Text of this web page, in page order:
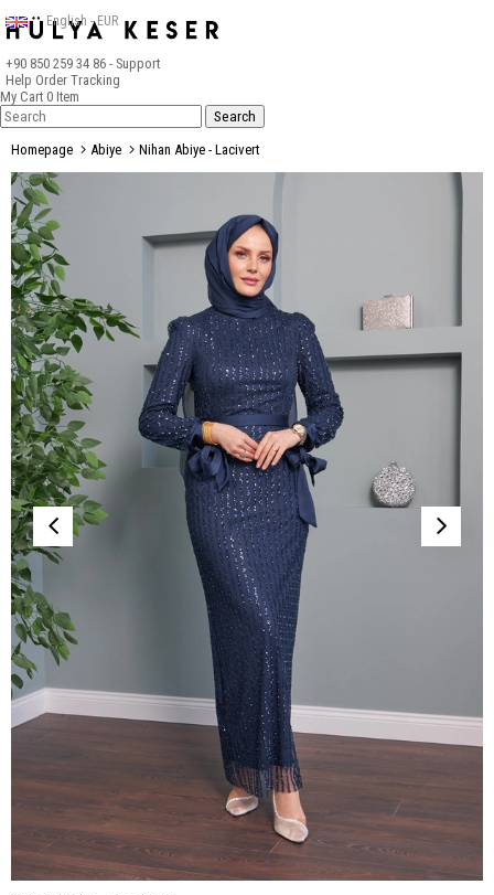
+90 850 259 34 86 - Support
Help Order Tracking
English - EUR
My Cart 0 Item
Homepage Abiye Nihan Abiye - Lacivert